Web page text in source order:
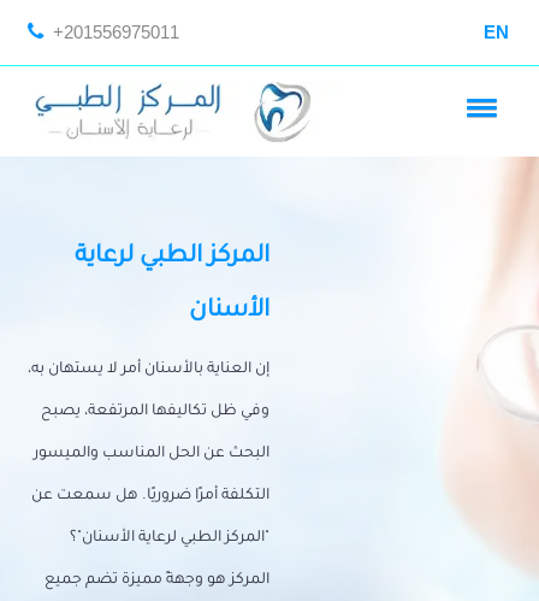
+201556975011 EN
المركز الطبي لرعاية
الأسنان
إن العناية بالأسنان أمر لا يستهان به،
وفي ظل تكاليفها المرتفعة، يصبح
البحث عن الحل المناسب والميسور
التكلفة أمرًا ضروريًا. هل سمعت عن
"المركز الطبي لرعاية الأسنان"؟
المركز هو وجهةً مميزة تضم جميع